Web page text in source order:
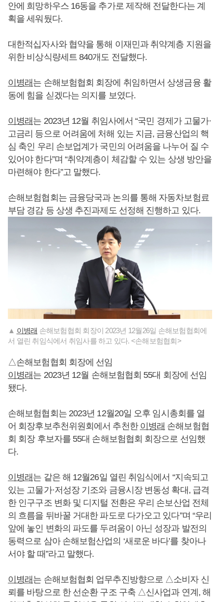
안에 희망하우스 16동을 추가로 제작해 전달한다는 계
획을 세워뒀다.
대한적십자사와 협약을 통해 이재민과 취약계층 지원을
위한 비상식량세트 840개도 전달했다.
이병래 는 손해보험협회 회장에 취임하면서 상생금융 활
동에 힘을 싣겠다는 의지를 보였다.
이병래 는 2023년 12월 취임사에서 “국민 경제가 고물가·
고금리 등으로 어려움에 처해 있는 지금, 금융산업의 핵
심 축인 우리 손보업계가 국민의 어려움을 나누어 질 수
있어야 한다”며 “취약계층이 체감할 수 있는 상생 방안을
마련해야 한다”고 말했다.
손해보험협회는 금융당국과 논의를 통해 자동차보험료
부담 경감 등 상생 추진과제도 선정해 진행하고 있다.
▲ 이병래 손해보험협회 회장이 2023년 12월26일 손해보험협회에
서 열린 취임식에서 취임사를 하고 있다. <손해보험협회>
△손해보험협회 회장에 선임
이병래 는 2023년 12월 손해보험협회 55대 회장에 선임
됐다.
손해보험협회는 2023년 12월20일 오후 임시총회를 열
어 회장후보추천위원회에서 추천한 이병래 손해보험협
회 회장 후보자를 55대 손해보험협회 회장으로 선임했
다.
이병래 는 같은 해 12월26일 열린 취임식에서 “지속되고
있는 고물가·저성장 기조와 금융시장 변동성 확대, 급격
한 인구구조 변화 및 디지털 전환은 우리 손보산업 전체
의 흐름을 뒤바꿀 거대한 파도로 다가오고 있다”며 “우리
앞에 놓인 변화의 파도를 두려움이 아닌 성장과 발전의
동력으로 삼아 손해보험산업의 ‘새로운 바다’를 찾아나
서야 할 때”라고 말했다.
이병래 는 손해보험협회 업무추진방향으로 △소비자 신
뢰를 바탕으로 한 선순환 구조 구축 △신사업과 연계, 해